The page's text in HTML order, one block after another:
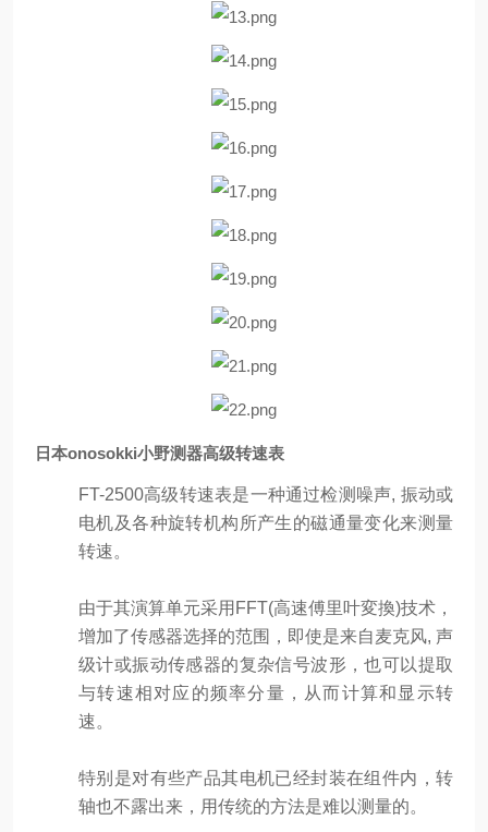
日本onosokki小野测器高级转速表
FT-2500高级转速表是一种通过检测噪声, 振动或
电机及各种旋转机构所产生的磁通量变化来测量
转速。
由于其演算单元采用FFT(高速傅里叶変換)技术，
增加了传感器选择的范围，即使是来自麦克风, 声
级计或振动传感器的复杂信号波形，也可以提取
与转速相对应的频率分量，从而计算和显示转
速。
特别是对有些产品其电机已经封装在组件内，转
轴也不露出来，用传统的方法是难以测量的。